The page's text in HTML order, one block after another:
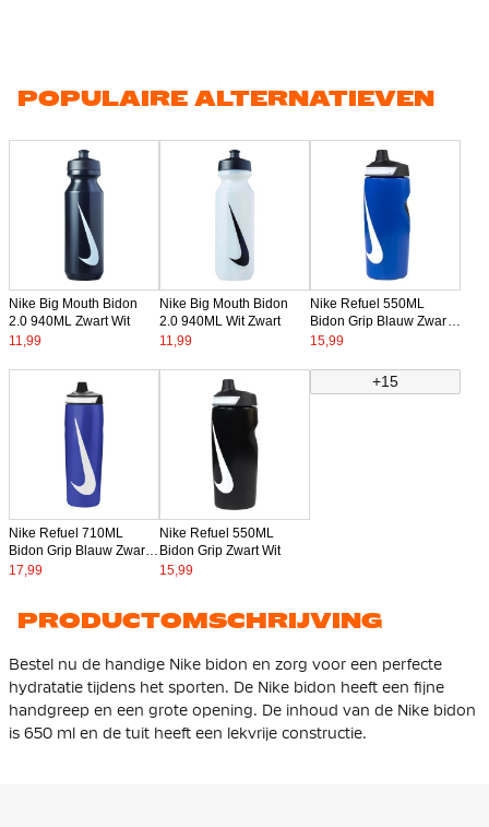
POPULAIRE ALTERNATIEVEN
Nike Big Mouth Bidon
2.0 940ML Zwart Wit
11,99
Nike Big Mouth Bidon
2.0 940ML Wit Zwart
11,99
Nike Refuel 550ML
Bidon Grip Blauw Zwart
Wit
15,99
Nike Refuel 710ML
Bidon Grip Blauw Zwart
Wit
17,99
Nike Refuel 550ML
Bidon Grip Zwart Wit
15,99
+15
PRODUCTOMSCHRIJVING
Bestel nu de handige Nike bidon en zorg voor een perfecte
hydratatie tijdens het sporten. De Nike bidon heeft een fijne
handgreep en een grote opening. De inhoud van de Nike bidon
is 650 ml en de tuit heeft een lekvrije constructie.